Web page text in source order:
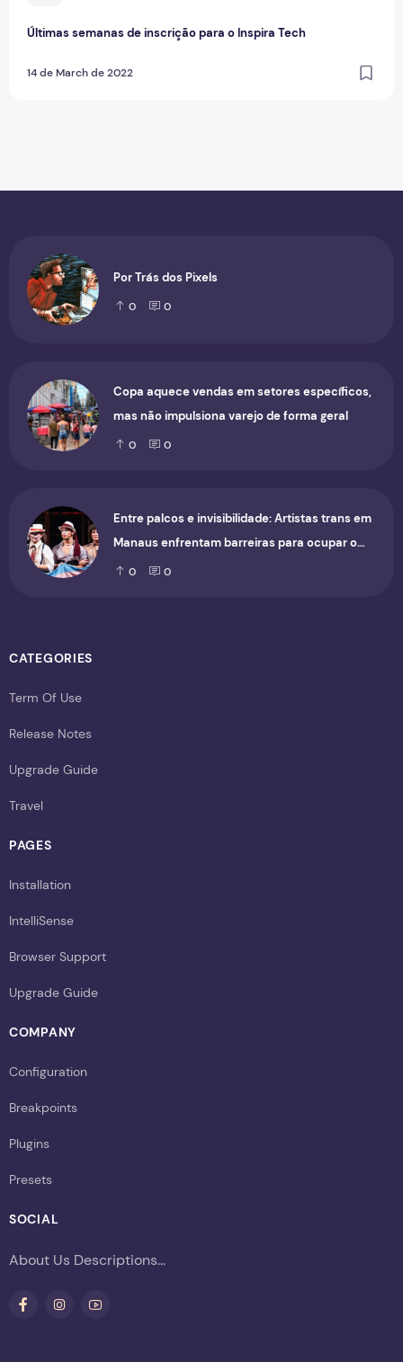
Últimas semanas de inscrição para o Inspira Tech
14 de March de 2022
Por Trás dos Pixels
0 0
Copa aquece vendas em setores específicos,
mas não impulsiona varejo de forma geral
0 0
Entre palcos e invisibilidade: Artistas trans em
Manaus enfrentam barreiras para ocupar o
cenário cultural
0 0
CATEGORIES
Term Of Use
Release Notes
Upgrade Guide
Travel
PAGES
Installation
IntelliSense
Browser Support
Upgrade Guide
COMPANY
Configuration
Breakpoints
Plugins
Presets
SOCIAL
About Us Descriptions...